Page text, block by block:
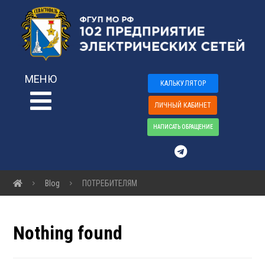
МЕНЮ КАЛЬКУЛЯТОР
ЛИЧНЫЙ КАБИНЕТ
НАПИСАТЬ ОБРАЩЕНИЕ
Blog ПОТРЕБИТЕЛЯМ
Nothing found